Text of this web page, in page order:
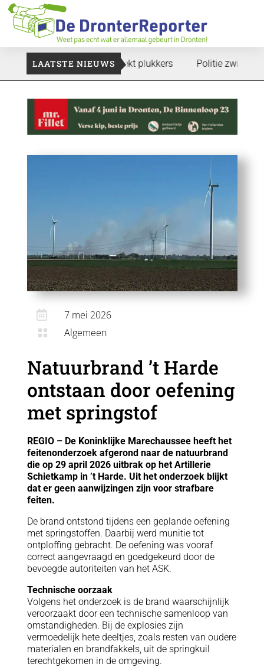
LAATSTE NIEUWS
gaan: Voedselbank zoekt plukkers Politie zwijgt nog
 7 mei 2026
 Algemeen
Natuurbrand ’t Harde
ontstaan door oefening
met springstof
REGIO – De Koninklijke Marechaussee heeft het
feitenonderzoek afgerond naar de natuurbrand
die op 29 april 2026 uitbrak op het Artillerie
Schietkamp in ’t Harde. Uit het onderzoek blijkt
dat er geen aanwijzingen zijn voor strafbare
feiten.
De brand ontstond tijdens een geplande oefening
met springstoffen. Daarbij werd munitie tot
ontploffing gebracht. De oefening was vooraf
correct aangevraagd en goedgekeurd door de
bevoegde autoriteiten van het ASK.
Technische oorzaak
Volgens het onderzoek is de brand waarschijnlijk
veroorzaakt door een technische samenloop van
omstandigheden. Bij de explosies zijn
vermoedelijk hete deeltjes, zoals resten van oudere
materialen en brandfakkels, uit de springkuil
terechtgekomen in de omgeving.